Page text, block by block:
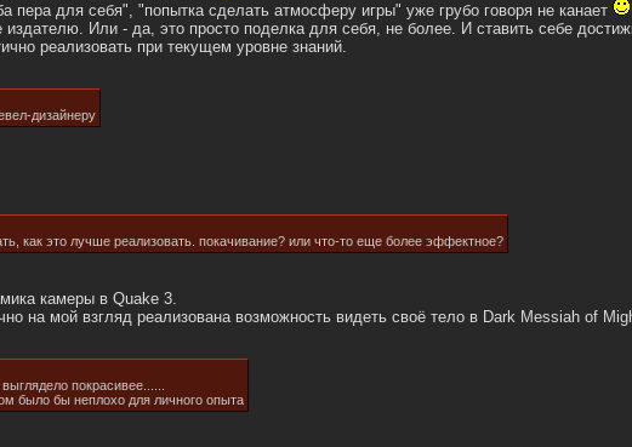
пера для себя", "попытка сделать атмосферу игры" уже грубо говоря не канает
Или - да, это просто поделка для себя, не более. И ставить себе
реализовать при текущем уровне знаний.
дизайнеру
как это лучше реализовать. покачивание? или что-то еще более эффектное?
камеры в Quake 3.
на мой взгляд реализована возможность видеть своё тело в Dark Messiah of
покрасивее......
было бы неплохо для личного опыта